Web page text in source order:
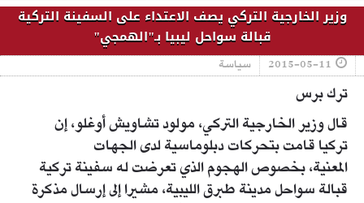
وزير الخارجية التركي يصف الاعتداء على السفينة التركية
قبالة سواحل ليبيا بـ"الهمجي"
2015-05-11 سياسة
ترك برس
قال وزير الخارجية التركي، مولود تشاويش أوغلو، إن
تركيا قامت بتحركات دبلوماسية لدى الجهات
المعنية، بخصوص الهجوم الذي تعرضت له سفينة تركية
قبالة سواحل مدينة طبرق الليبية، مشيرا إلى إرسال مذكرة